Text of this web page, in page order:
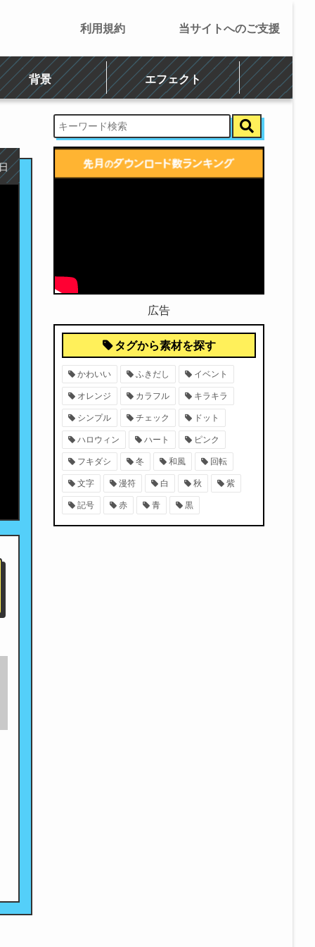
背景 エフェクト
利用規約 当サイトへのご支援
広告
タグから素材を探す
かわいい ふきだし イベント
オレンジ カラフル キラキラ
シンプル チェック ドット
ハロウィン ハート ピンク
フキダシ 冬 和風 回転
文字 漫符 白 秋 紫
記号 赤 青 黒